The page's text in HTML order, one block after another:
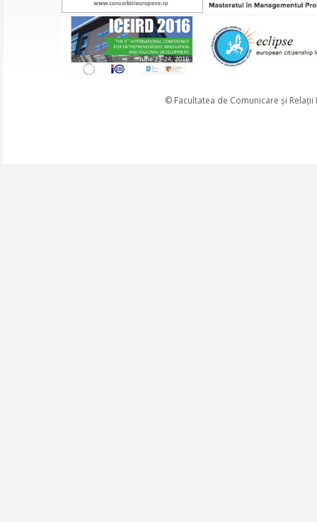
© Facultatea de Comunicare și